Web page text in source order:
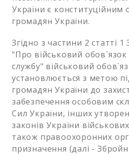
України є конституційним
громадян України.
Згідно з частини 2 статті
"Про військовий обов`язок
службу" військовий
установлюється з метою
громадян України до
забезпечення особовим
Сил України, інших
законів України
також правоохоронних
призначення (далі -